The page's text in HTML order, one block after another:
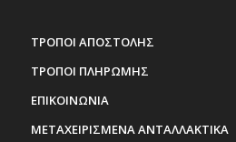
ΤΡΟΠΟΙ ΑΠΟΣΤΟΛΗΣ
ΤΡΟΠΟΙ ΠΛΗΡΩΜΗΣ
ΕΠΙΚΟΙΝΩΝΙΑ
ΜΕΤΑΧΕΙΡΙΣΜΕΝΑ ΑΝΤΑΛΛΑΚΤΙΚΑ